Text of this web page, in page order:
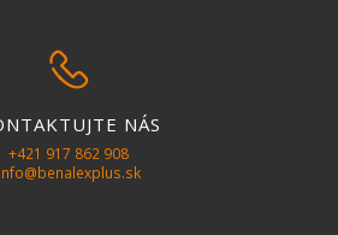
phone
NÁS
+421 917 862 908
info@benalexplus.sk